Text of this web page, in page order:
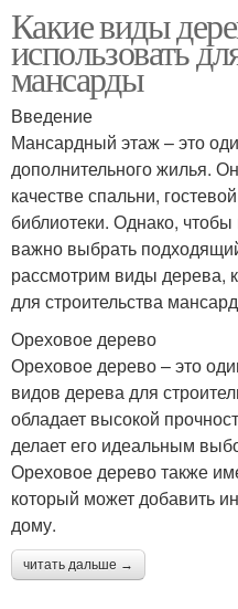
Какие виды
использовать
мансарды
Введение
Мансардный этаж – это
дополнительного жилья.
качестве спальни,
библиотеки. Однако,
важно выбрать
рассмотрим виды дерева,
для строительства
Ореховое дерево
Ореховое дерево – это
видов дерева для
обладает высокой
делает его идеальным
Ореховое дерево также
который может добавить
дому.
читать дальше →